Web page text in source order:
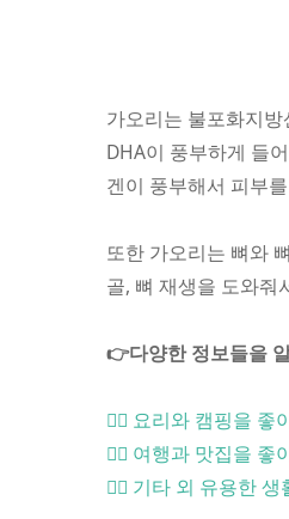
가오리는 불포화지방
DHA이 풍부하게 들
겐이 풍부해서 피부
또한 가오리는 뼈와
골, 뼈 재생을 도와줘
👉다양한 정보들을
🙋‍♂️ 요리와 캠핑을 좋
🙋‍♀️ 여행과 맛집을 좋
🤹‍♀️ 기타 외 유용한 생